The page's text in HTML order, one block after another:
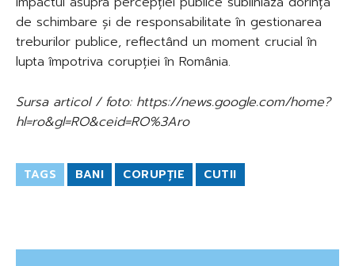
de schimbare și de responsabilitate în gestionarea
treburilor publice, reflectând un moment crucial în
lupta împotriva corupției în România.
Sursa articol / foto: https://news.google.com/home?
hl=ro&gl=RO&ceid=RO%3Aro
TAGS BANI CORUPȚIE CUTII